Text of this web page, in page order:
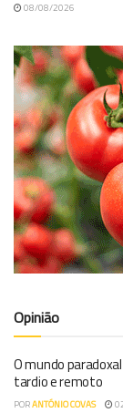
08/08/2026
Opinião
O mundo
tardio e remoto
PORANTÓNIO COVAS